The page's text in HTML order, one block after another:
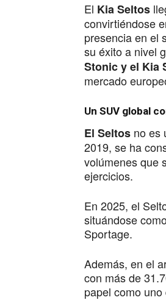
El Kia Seltos
convirtiéndose
presencia en el
su éxito a nivel
Stonic y el Kia
mercado
Un SUV global
El Seltos no es
2019, se ha
volúmenes que
ejercicios.
En 2025, el
situándose
Sportage.
Además, en el
con más de
papel como